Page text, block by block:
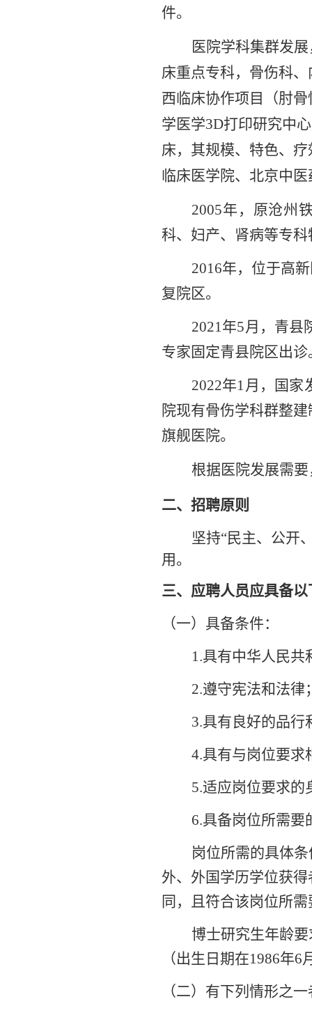
件。
医院学科集群发
床重点专科，骨伤科、
西临床协作项目（肘
学医学3D打印研究中
床，其规模、特色、
临床医学院、北京中
2005年，原沧州
科、妇产、肾病等专
2016年，位于高
复 院区。
2021年5月，青县
专家固定青县院区出诊
2022年1月，
国家
院现有骨伤学科群整
旗舰医院。
根据医院发展需
二、 招聘原则
坚持“民主、公开
用。
三、应聘人员应具备
（一） 具备条件：
1.具有中华人民共
2.遵守宪法和法律
3.具有良好的品行
4.具有与岗位要求
5.适应岗位要求的
6.具备岗位所需要
岗位所需的具体
外、外国学历学位获
同，且符合该岗位所
博士研究生年龄要
（出生日期在1986年
（二）有下列情形之